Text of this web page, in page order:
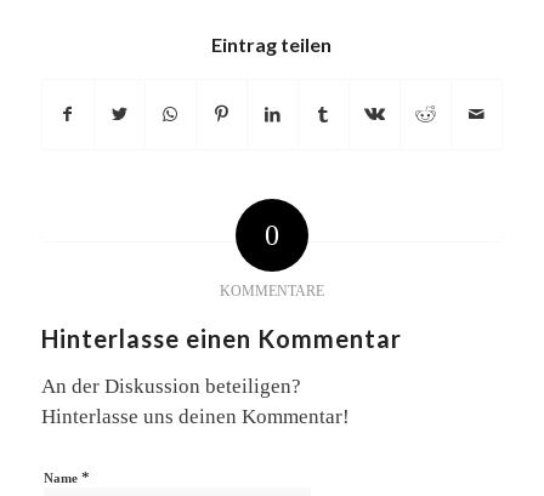
Eintrag teilen
0
KOMMENTARE
Hinterlasse einen Kommentar
An der Diskussion beteiligen?
Hinterlasse uns deinen Kommentar!
Name *